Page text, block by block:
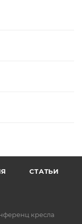
СТАТЬИ
кресла